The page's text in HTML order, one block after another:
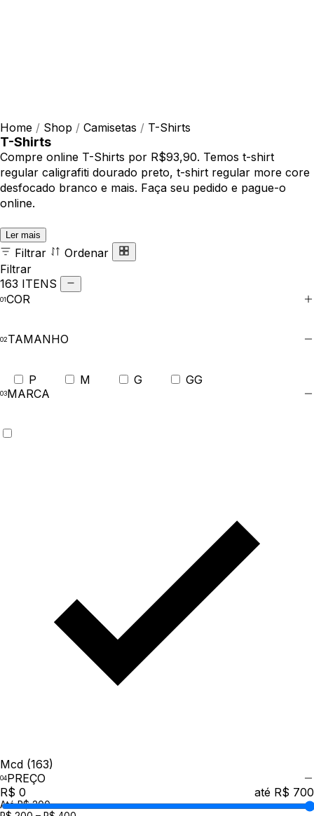
Home / Shop / Camisetas / T-Shirts
T-Shirts
Compre online T-Shirts por R$93,90. Temos t-shirt
regular caligrafiti dourado preto, t-shirt regular more core
desfocado branco e mais. Faça seu pedido e pague-o
online.
Ler mais
Filtrar
Ordenar
Filtrar
163 ITENS
COR
TAMANHO
P M G
GG
MARCA
Mcd (163)
PREÇO
R$ 0
até R$ 700
Até R$ 200